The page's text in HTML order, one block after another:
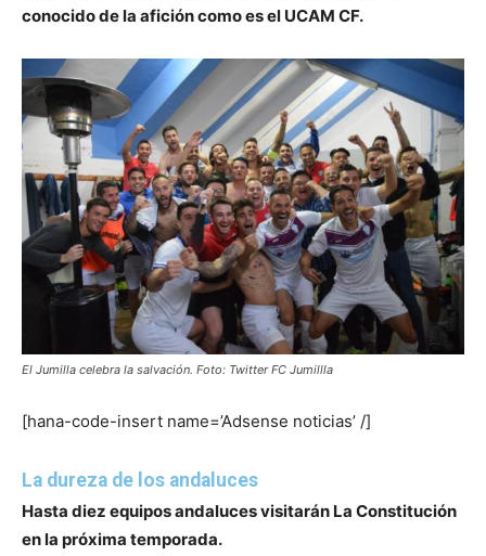
conocido de la afición como es el UCAM CF.
El Jumilla celebra la salvación. Foto: Twitter FC Jumillla
[hana-code-insert name=’Adsense noticias’ /]
La dureza de los andaluces
Hasta diez equipos andaluces visitarán La Constitución
en la próxima temporada.